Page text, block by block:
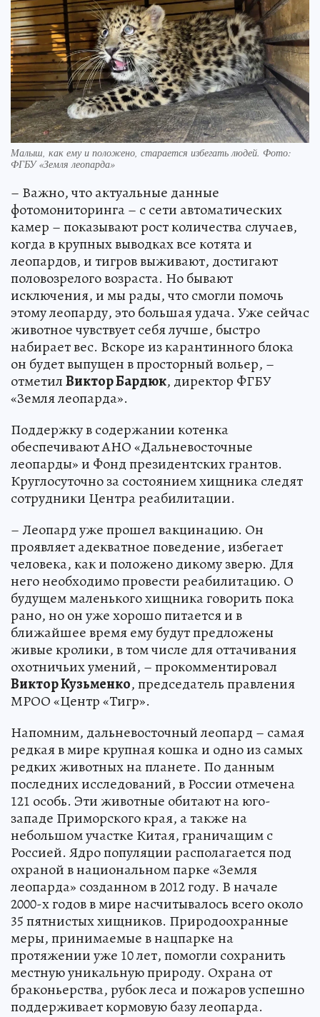
Малыш, как ему и положено, старается избегать людей. Фото:
ФГБУ «Земля леопарда»
– Важно, что актуальные данные
фотомониторинга – с сети автоматических
камер – показывают рост количества случаев,
когда в крупных выводках все котята и
леопардов, и тигров выживают, достигают
половозрелого возраста. Но бывают
исключения, и мы рады, что смогли помочь
этому леопарду, это большая удача. Уже сейчас
животное чувствует себя лучше, быстро
набирает вес. Вскоре из карантинного блока
он будет выпущен в просторный вольер, –
отметилВиктор Бардюк, директор ФГБУ
«Земля леопарда».
Поддержку в содержании котенка
обеспечивают АНО «Дальневосточные
леопарды» и Фонд президентских грантов.
Круглосуточно за состоянием хищника следят
сотрудники Центра реабилитации.
– Леопард уже прошел вакцинацию. Он
проявляет адекватное поведение, избегает
человека, как и положено дикому зверю. Для
него необходимо провести реабилитацию. О
будущем маленького хищника говорить пока
рано, но он уже хорошо питается и в
ближайшее время ему будут предложены
живые кролики, в том числе для оттачивания
охотничьих умений, – прокомментировал
Виктор Кузьменко, председатель правления
МРОО «Центр «Тигр».
Напомним, дальневосточный леопард – самая
редкая в мире крупная кошка и одно из самых
редких животных на планете. По данным
последних исследований, в России отмечена
121 особь. Эти животные обитают на юго-
западе Приморского края, а также на
небольшом участке Китая, граничащим с
Россией. Ядро популяции располагается под
охраной в национальном парке «Земля
леопарда» созданном в 2012 году. В начале
2000-х годов в мире насчитывалось всего около
35 пятнистых хищников. Природоохранные
меры, принимаемые в нацпарке на
протяжении уже 10 лет, помогли сохранить
местную уникальную природу. Охрана от
браконьерства, рубок леса и пожаров успешно
поддерживает кормовую базу леопарда.